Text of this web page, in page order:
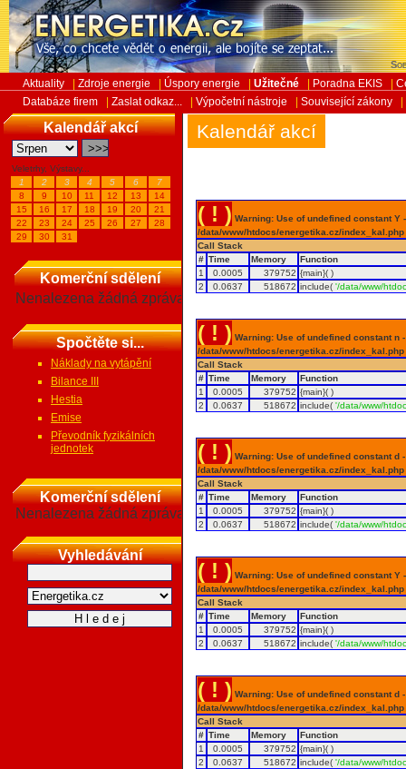
Aktuality Zdroje energie Úspory energie Užitečné Poradna EKIS
Databáze firem
Zaslat odkaz... Výpočetní nástroje Související zákony
Kalendář akcí
Veletrhy, Výstavy...
1
2 3 4 5 6
7
8
9 10 11 12 13
14
15
16 17 18 19 20
21
22
23 24 25 26 27
28
29
30 31
Komerční sdělení
Nenalezena žádná zpráva
Spočtěte si...
Náklady na vytápění
Bilance III
Hestia
Emise
Převodník fyzikálních
jednotek
Komerční sdělení
Nenalezena žádná zpráva
Vyhledávání
Kalendář akcí
( ! ) Warning: Use of undefined constant
/data/www/htdocs/energetika.cz/
Call Stack
# Time Memory
Function
1
0.0005 379752 {main}( )
2
0.0637 518672 include('/data/www/
( ! ) Warning: Use of undefined constant
/data/www/htdocs/energetika.cz/
Call Stack
# Time Memory
Function
1
0.0005 379752 {main}( )
2
0.0637 518672 include('/data/www/
( ! ) Warning: Use of undefined constant
/data/www/htdocs/energetika.cz/
Call Stack
# Time Memory
Function
1
0.0005 379752 {main}( )
2
0.0637 518672 include('/data/www/
( ! ) Warning: Use of undefined constant
/data/www/htdocs/energetika.cz/
Call Stack
# Time Memory
Function
1
0.0005 379752 {main}( )
2
0.0637 518672 include('/data/www/
( ! ) Warning: Use of undefined constant
/data/www/htdocs/energetika.cz/
Call Stack
# Time Memory
Function
1
0.0005 379752 {main}( )
2
0.0637 518672 include('/data/www/